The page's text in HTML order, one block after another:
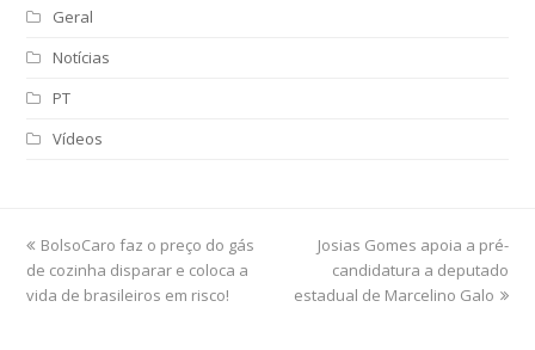
Geral
Notícias
PT
Vídeos
previous
post:
BolsoCaro faz o preço do gás
de cozinha disparar e coloca a
vida de brasileiros em risco!
next
post:
Josias Gomes apoia a pré-
candidatura a deputado
estadual de Marcelino Galo